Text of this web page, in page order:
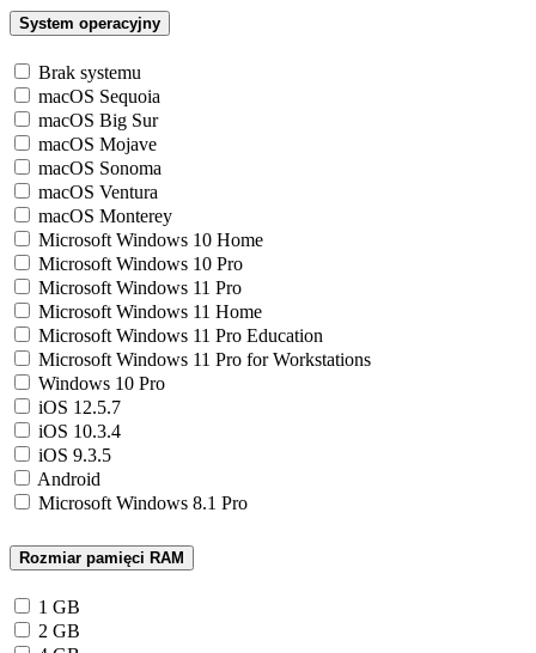
System operacyjny
Brak systemu
macOS Sequoia
macOS Big Sur
macOS Mojave
macOS Sonoma
macOS Ventura
macOS Monterey
Microsoft Windows 10 Home
Microsoft Windows 10 Pro
Microsoft Windows 11 Pro
Microsoft Windows 11 Home
Microsoft Windows 11 Pro Education
Microsoft Windows 11 Pro for Workstations
Windows 10 Pro
iOS 12.5.7
iOS 10.3.4
iOS 9.3.5
Android
Microsoft Windows 8.1 Pro
Rozmiar pamięci RAM
1 GB
2 GB